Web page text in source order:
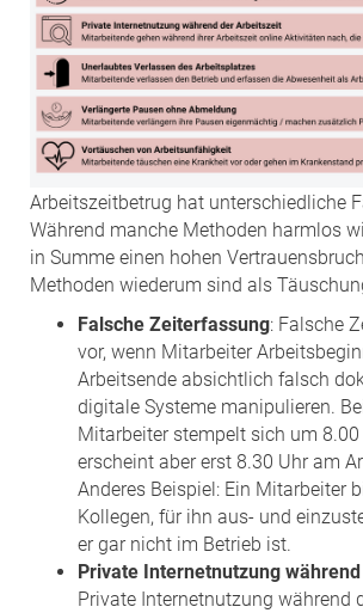
Arbeitszeitbetrug hat unterschiedliche
Während manche Methoden harmlos
in Summe einen hohen
Methoden wiederum sind als
Falsche Zeiterfassung: Falsche
vor, wenn Mitarbeiter
Arbeitsende absichtlich falsch
digitale Systeme manipulieren.
Mitarbeiter stempelt sich um 8.00
erscheint aber erst 8.30 Uhr am
Anderes Beispiel: Ein Mitarbeiter
Kollegen, für ihn aus- und
er gar nicht im Betrieb ist.
Private Internetnutzung
Private Internetnutzung während